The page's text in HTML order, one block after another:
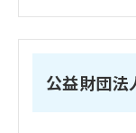
公益財団